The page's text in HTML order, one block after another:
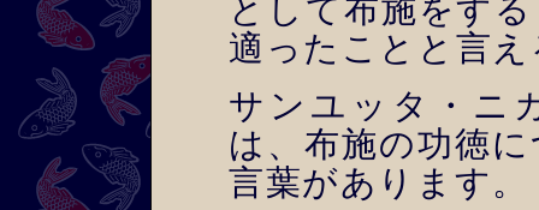
として布施をす
適ったことと言
サンユッタ・ニ
は、布施の功徳
言葉があります。